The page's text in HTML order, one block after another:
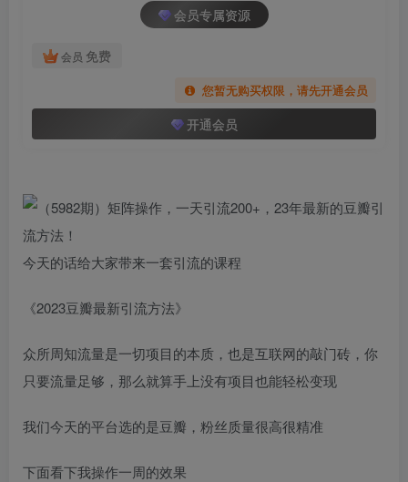
会员专属资源
会员 免费
您暂无购买权限，请先开通会员
开通会员
今天的话给大家带来一套引流的课程
《2023豆瓣最新引流方法》
众所周知流量是一切项目的本质，也是互联网的敲门砖，你
只要流量足够，那么就算手上没有项目也能轻松变现
我们今天的平台选的是豆瓣，粉丝质量很高很精准
下面看下我操作一周的效果